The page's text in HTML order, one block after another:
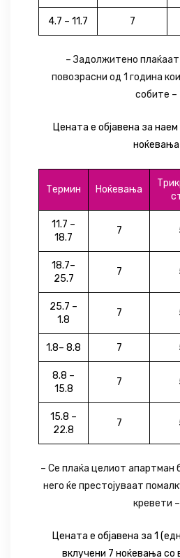
4.7 – 11.7 7
– Задолжитено
повозрасни од 1 година
собите –
Цената е објавена за
ноќевања
Термин Ноќевања
11.7 –
18.7
7
18.7–
25.7
7
25.7 –
1.8
7
1.8– 8.8 7
8.8 –
15.8
7
15.8 –
22.8
7
– Се плаќа целиот апартман
него ќе престојуваат
кревети –
Цената е објавена за 1
вклучени 7 ноќевања со